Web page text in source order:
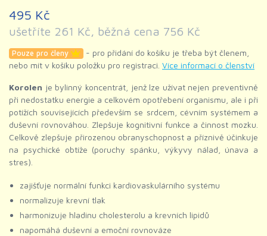
495 Kč
ušetříte 261 Kč, běžná cena 756 Kč
Pouze pro členy
- pro přidání do košíku je třeba být členem,
nebo mít v košíku položku pro registraci. Více informací o členství
Korolen je bylinný koncentrát, jenž lze užívat nejen preventivně
při nedostatku energie a celkovém opotřebení organismu, ale i při
potížích souvisejících především se srdcem, cévním systémem a
duševní rovnováhou. Zlepšuje kognitivní funkce a činnost mozku.
Celkově zlepšuje přirozenou obranyschopnost a příznivě účinkuje
na psychické obtíže (poruchy spánku, výkyvy nálad, únava a
stres).
zajišťuje normální funkci kardiovaskulárního systému
normalizuje krevní tlak
harmonizuje hladinu cholesterolu a krevních lipidů
napomáhá duševní a emoční rovnováze